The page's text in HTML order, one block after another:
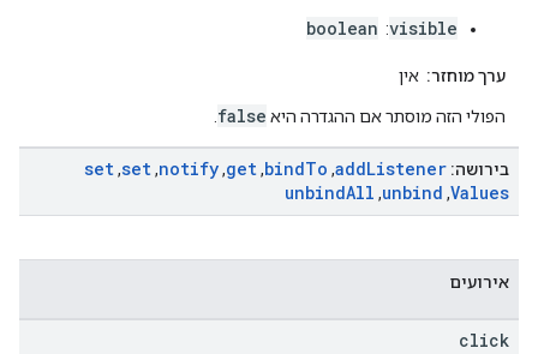
visible
:
boolean
ערך מוחזר: אין
הפולי הזה מוסתר אם ההגדרה היא false
.
בירושה: addListener
,
bindTo
,
get
,
notify
,
set
,
set
Values
,
unbind
,
unbindAll
אירועים
click